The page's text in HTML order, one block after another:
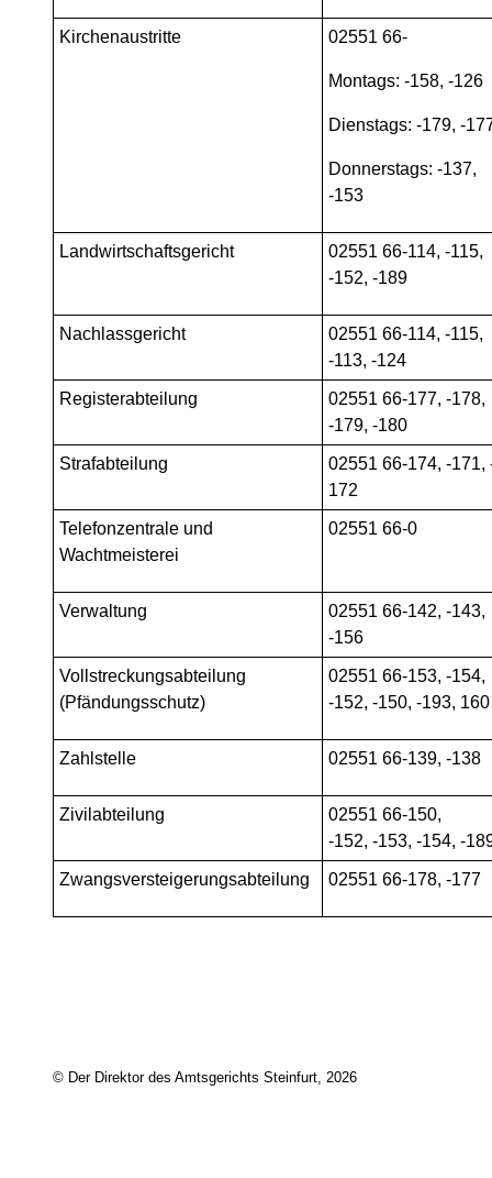
Kirchenaustritte 02551 66-
Montags: -158, -126
Dienstags: -179, -
Donnerstags: -137,
-153
Landwirtschaftsgericht
02551 66-114, -115,
-152, -189
Nachlassgericht
02551 66-114, -115,
-113, -124
Registerabteilung
02551 66-177, -178,
-179, -180
Strafabteilung
02551 66-174, -171,
172
Telefonzentrale und
Wachtmeisterei
02551 66-0
Verwaltung
02551 66-142, -143,
-156
Vollstreckungsabteilung
(Pfändungsschutz)
02551 66-153, -154,
-152, -150, -193, 160
Zahlstelle 02551 66-139, -138
Zivilabteilung
02551 66-150,
-152, -153, -154, -
Zwangsversteigerungsabteilung 02551 66-178, -177
© Der Direktor des Amtsgerichts Steinfurt, 2026